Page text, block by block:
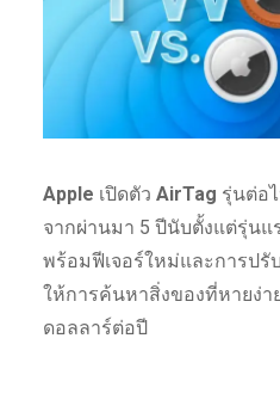
Apple เปิดตัว AirTag รุ่นต่อ
จากผ่านมา 5 ปีนับตั้งแต่รุ่นแ
พร้อมฟีเจอร์ใหม่และการปรั
ให้การค้นหาสิ่งของที่หายง่า
ดอลลาร์ต่อปี